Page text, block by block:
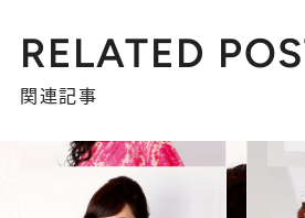
RELATED
関連記事